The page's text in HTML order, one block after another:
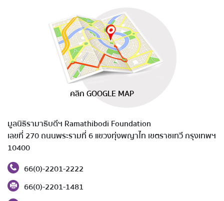
คลิก GOOGLE MAP
มูลนิธิรามาธิบดีฯ Ramathibodi Foundation
เลขที่ 270 ถนนพระรามที่ 6 แขวงทุ่งพญาไท เขตราชเทวี กรุงเทพฯ
10400
66(0)-2201-2222
66(0)-2201-1481